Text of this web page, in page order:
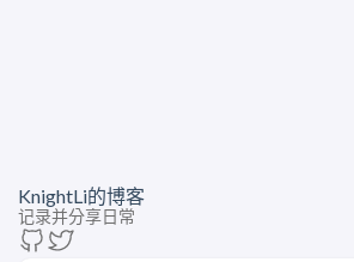
KnightLi的博客
记录并分享日常